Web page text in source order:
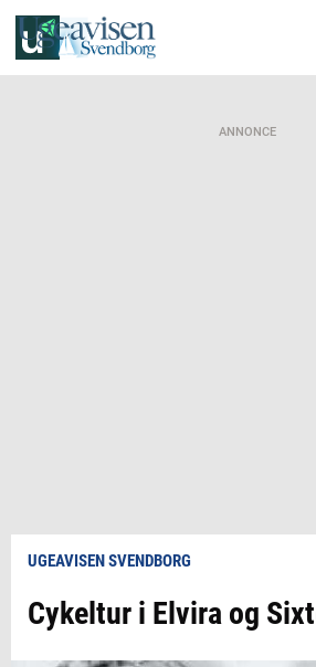
ANNONCE
UGEAVISEN SVENDBORG
Cykeltur i Elvira og